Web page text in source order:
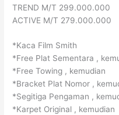
TREND M/T 299.000.000
ACTIVE M/T 279.000.000
*Kaca Film Smith
*Free Plat Sementara ,
*Free Towing , kemudian
*Bracket Plat Nomor ,
*Segitiga Pengaman ,
*Karpet Original , kemudian